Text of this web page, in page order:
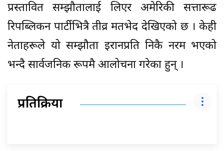
प्रस्तावित सम्झौतालाई लिएर अमेरिकी सत्तारूढ
रिपब्लिकन पार्टीभित्रै तीव्र मतभेद देखिएको छ । केही
नेताहरूले यो सम्झौता इरानप्रति निकै नरम भएको
भन्दै सार्वजनिक रूपमै आलोचना गरेका हुन् ।
प्रतिक्रिया